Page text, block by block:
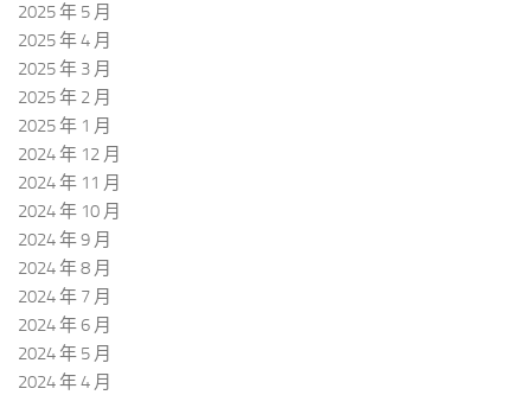
2025 年 5 月
2025 年 4 月
2025 年 3 月
2025 年 2 月
2025 年 1 月
2024 年 12 月
2024 年 11 月
2024 年 10 月
2024 年 9 月
2024 年 8 月
2024 年 7 月
2024 年 6 月
2024 年 5 月
2024 年 4 月